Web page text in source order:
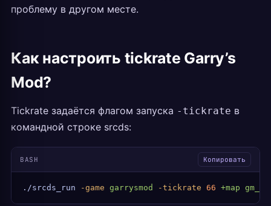
проблему в другом месте.
Как настроить tickrate Garry’s
Mod?
Tickrate задаётся флагом запуска -tickrate в
командной строке srcds:
BASH Копировать
./srcds_run -game garrysmod -tickrate 66 +map